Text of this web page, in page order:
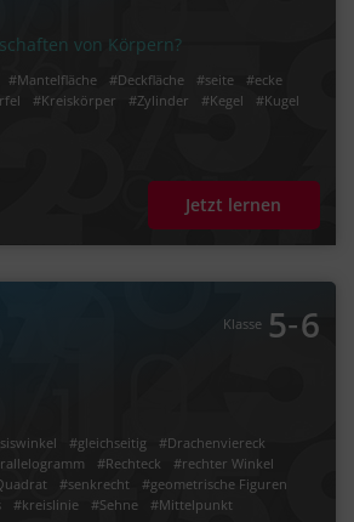
von Körpern?
#Mantelfläche #Deckfläche #seite
#ecke
#Kreiskörper #Zylinder #Kegel
#Kugel
Jetzt lernen
Klasse 5‐6
#gleichseitig
#Drachenviereck
#Rechteck
#rechter Winkel
#senkrecht
#geometrische Figuren
#kreislinie #Sehne
#Mittelpunkt